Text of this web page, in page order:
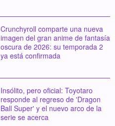
Crunchyroll comparte una nueva
imagen del gran anime de fantasía
oscura de 2026: su temporada 2
ya está confirmada
Insólito, pero oficial: Toyotaro
responde al regreso de 'Dragon
Ball Super' y el nuevo arco de la
serie se acerca